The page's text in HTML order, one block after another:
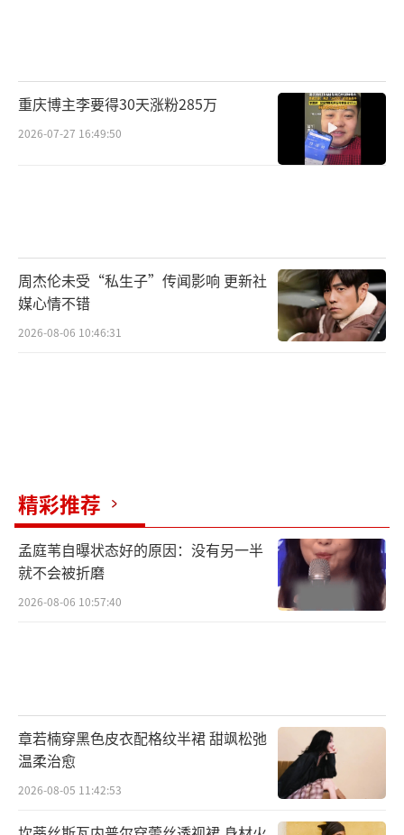
重庆博主李要得30天涨粉285万
2026-07-27 16:49:50
周杰伦未受“私生子”传闻影响 更新社
媒心情不错
2026-08-06 10:46:31
精彩推荐
孟庭苇自曝状态好的原因：没有另一半
就不会被折磨
2026-08-06 10:57:40
章若楠穿黑色皮衣配格纹半裙 甜飒松弛
温柔治愈
2026-08-05 11:42:53